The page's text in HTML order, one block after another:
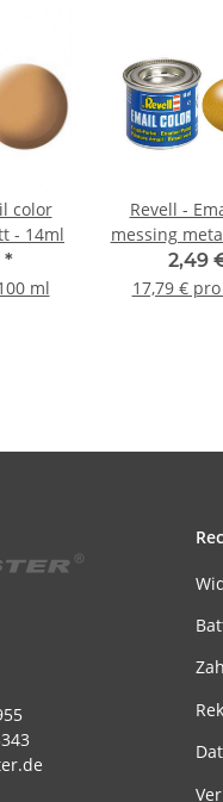
color
- 14ml
*
ml
Revell -
messing
2,49
17,79 €